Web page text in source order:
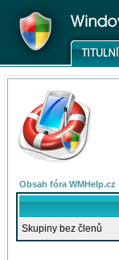
Obsah fóra WMHelp.cz
Skupiny bez členů